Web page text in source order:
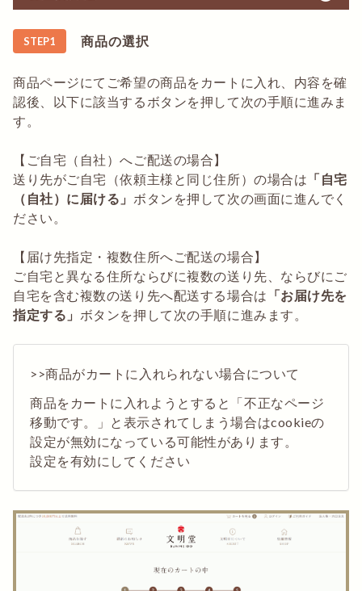
STEP1 商品の選択
商品ページにてご希望の商品をカートに入れ、内容を確
認後、以下に該当するボタンを押して次の手順に進みま
す。
【ご自宅（自社）へご配送の場合】
送り先がご自宅（依頼主様と同じ住所）の場合は 「自宅
（自社）に届ける」 ボタンを押して次の画面に進んでく
ださい。
【届け先指定・複数住所へご配送の場合】
ご自宅と異なる住所ならびに複数の送り先、ならびにご
自宅を含む複数の送り先へ配送する場合は 「お届け先を
指定する」 ボタンを押して次の手順に進みます。
>>商品がカートに入れられない場合について
商品をカートに入れようとすると「不正なページ
移動です。」と表示されてしまう場合はcookieの
設定が無効になっている可能性があります。
設定を有効にしてください